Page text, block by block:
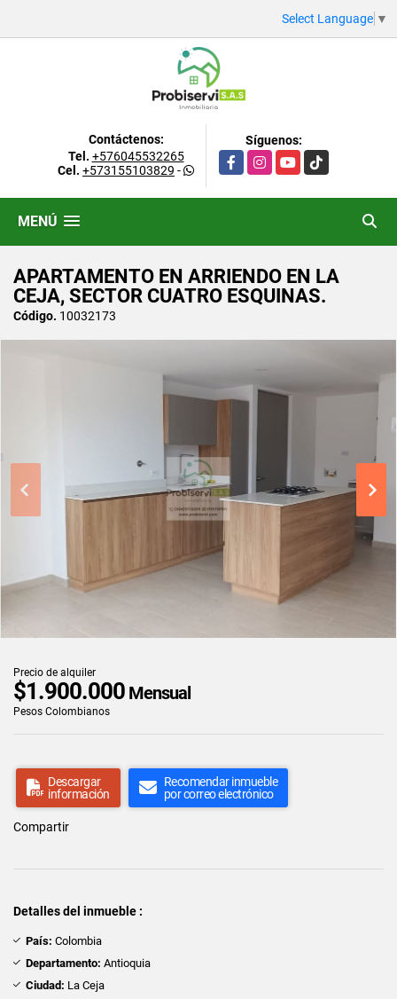
Select Language ▼
Contáctenos:
Tel. +576045532265
Cel. +573155103829 -
Síguenos:
FacebookInstagramYouTubeTikTok
MENÚ
APARTAMENTO EN ARRIENDO EN LA
CEJA, SECTOR CUATRO ESQUINAS.
Código. 10032173
Precio de alquiler
$1.900.000 Mensual
Pesos Colombianos
Descargar
información
Recomendar inmueble
por correo electrónico
Compartir
Detalles del inmueble :
País: Colombia
Departamento: Antioquia
Ciudad: La Ceja